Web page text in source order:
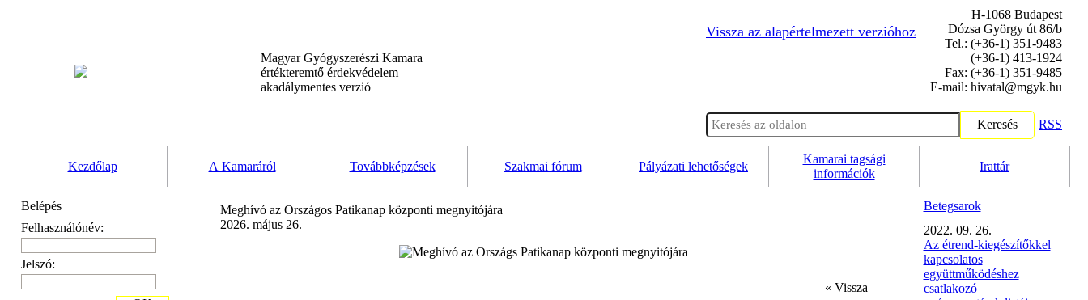
Magyar Gyógyszerészi Kamara
értékteremtő érdekvédelem
akadálymentes verzió
Vissza az alapértelmezett verzióhoz
H-1068 Budapest
Dózsa György út 86/b
Tel.: (+36-1) 351-9483
(+36-1) 413-1924
Fax: (+36-1) 351-9485
E-mail: hivatal@mgyk.hu
Keresés RSS
Kezdőlap A Kamaráról Továbbképzések Szakmai fórum Pályázati lehetőségek
Kamarai tagsági
információk
Irattár
Belépés
Felhasználónév:
Jelszó:
Meghívó az Országos Patikanap központi megnyitójára
2026. május 26.
« Vissza
Betegsarok
2022. 09. 26.
Az étrend-kiegészítőkkel
kapcsolatos
együttműködéshez
csatlakozó